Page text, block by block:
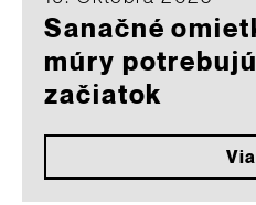
Sanačné
múry
začiatok